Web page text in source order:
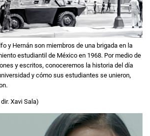
y Hernán son miembros de una brigada en la
estudiantil de México en 1968. Por medio de
y escritos, conoceremos la historia del día
y cómo sus estudiantes se unieron,
Xavi Sala)